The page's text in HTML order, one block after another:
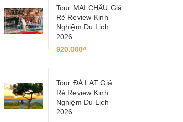
Tour MAI CHÂU Giá
Rẻ Review Kinh
Nghiệm Du Lịch
2026
920.000₫
Tour ĐÀ LẠT Giá
Rẻ Review Kinh
Nghiệm Du Lịch
2026